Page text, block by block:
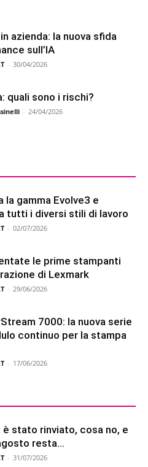
azienda: la nuova sfida
sull’IA
- 30/04/2026
quali sono i rischi?
- 24/04/2026
la gamma Evolve3 e
tutti i diversi stili di lavoro
- 02/07/2026
le prime stampanti
di Lexmark
- 29/06/2026
7000: la nuova serie
continuo per la stampa
- 17/06/2026
stato rinviato, cosa no, e
resta...
- 31/07/2026